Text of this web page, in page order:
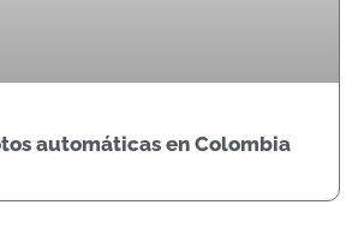
automáticas en Colombia